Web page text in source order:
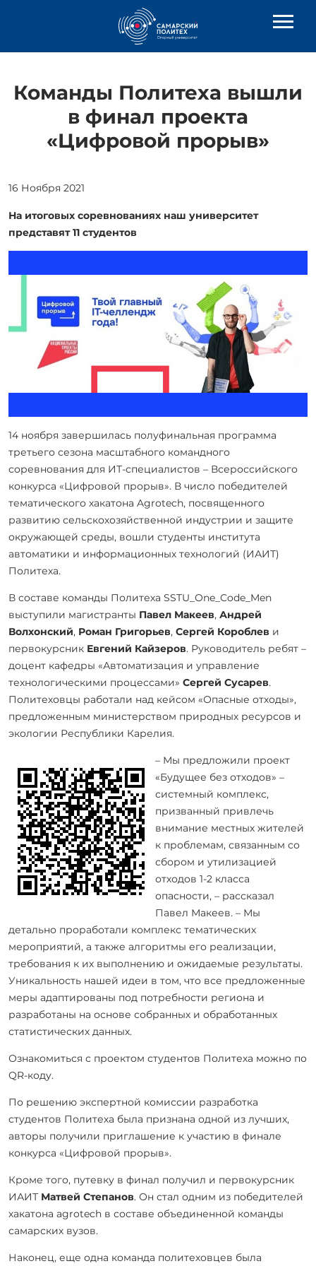
Команды Политеха вышли
в финал проекта
«Цифровой прорыв»
16 Ноября 2021
На итоговых соревнованиях наш университет
представят 11 студентов
14 ноября завершилась полуфинальная программа
третьего сезона масштабного командного
соревнования для ИТ-специалистов – Всероссийского
конкурса «Цифровой прорыв». В число победителей
тематического хакатона Agrotech, посвященного
развитию сельскохозяйственной индустрии и защите
окружающей среды, вошли студенты института
автоматики и информационных технологий (ИАИТ)
Политеха.
В составе команды Политеха SSTU_One_Code_Men
выступили магистранты Павел Макеев, Андрей
Волхонский, Роман Григорьев, Сергей Короблев и
первокурсник Евгений Кайзеров. Руководитель ребят –
доцент кафедры «Автоматизация и управление
технологическими процессами» Сергей Сусарев.
Политеховцы работали над кейсом «Опасные отходы»,
предложенным министерством природных ресурсов и
экологии Республики Карелия.
– Мы предложили проект
«Будущее без отходов» –
системный комплекс,
призванный привлечь
внимание местных жителей
к проблемам, связанным со
сбором и утилизацией
отходов 1-2 класса
опасности, – рассказал
Павел Макеев. – Мы
детально проработали комплекс тематических
мероприятий, а также алгоритмы его реализации,
требования к их выполнению и ожидаемые результаты.
Уникальность нашей идеи в том, что все предложенные
меры адаптированы под потребности региона и
разработаны на основе собранных и обработанных
статистических данных.
Ознакомиться с проектом студентов Политеха можно по
QR-коду.
По решению экспертной комиссии разработка
студентов Политеха была признана одной из лучших,
авторы получили приглашение к участию в финале
конкурса «Цифровой прорыв».
Кроме того, путевку в финал получил и первокурсник
ИАИТ Матвей Степанов. Он стал одним из победителей
хакатона agrotech в составе объединенной команды
самарских вузов.
Наконец, еще одна команда политеховцев была